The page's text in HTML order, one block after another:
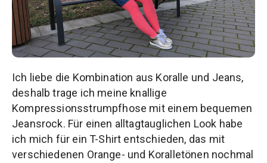
Ich liebe die Kombination aus Koralle und Jeans,
deshalb trage ich meine knallige
Kompressionsstrumpfhose mit einem bequemen
Jeansrock. Für einen alltagtauglichen Look habe
ich mich für ein T-Shirt entschieden, das mit
verschiedenen Orange- und Koralletönen nochmal